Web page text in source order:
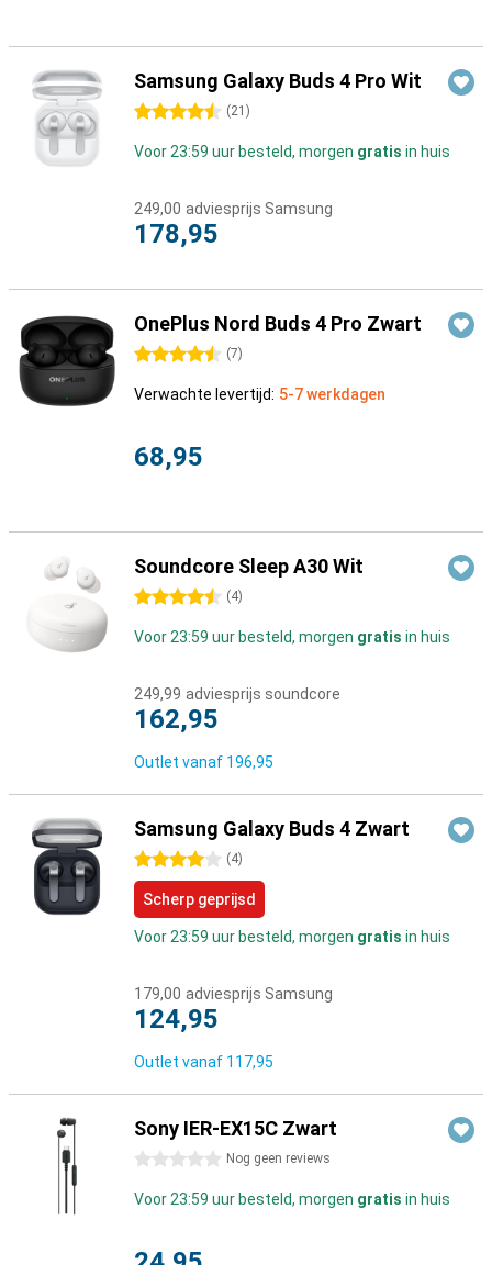
Samsung Galaxy Buds 4 Pro Wit
4.5 sterren (21 )
Voor 23:59 uur besteld, morgen gratis in huis
249,00 adviesprijs Samsung
178,95
OnePlus Nord Buds 4 Pro Zwart
4.5 sterren (7)
Verwachte levertijd: 5-7 werkdagen
68,95
Soundcore Sleep A30 Wit
4.5 sterren (4)
Voor 23:59 uur besteld, morgen gratis in huis
249,99 adviesprijs soundcore
162,95
Outlet vanaf 196,95
Samsung Galaxy Buds 4 Zwart
4 sterren (4)
Scherp geprijsd
Voor 23:59 uur besteld, morgen gratis in huis
179,00 adviesprijs Samsung
124,95
Outlet vanaf 117,95
Sony IER-EX15C Zwart
0 sterren Nog geen reviews
Voor 23:59 uur besteld, morgen gratis in huis